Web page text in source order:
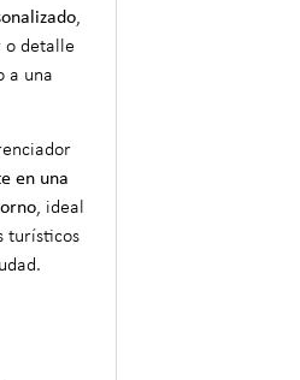
,
o detalle
a una
en una
, ideal
turísticos